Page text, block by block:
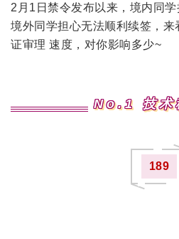
2月1日禁令发布以来，境内同学
境外同学担心无法顺利续签，
证审理 速度，对你影响多少~
No.1 技术
189